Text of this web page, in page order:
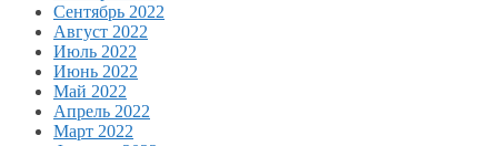
Сентябрь 2022
Август 2022
Июль 2022
Июнь 2022
Май 2022
Апрель 2022
Март 2022